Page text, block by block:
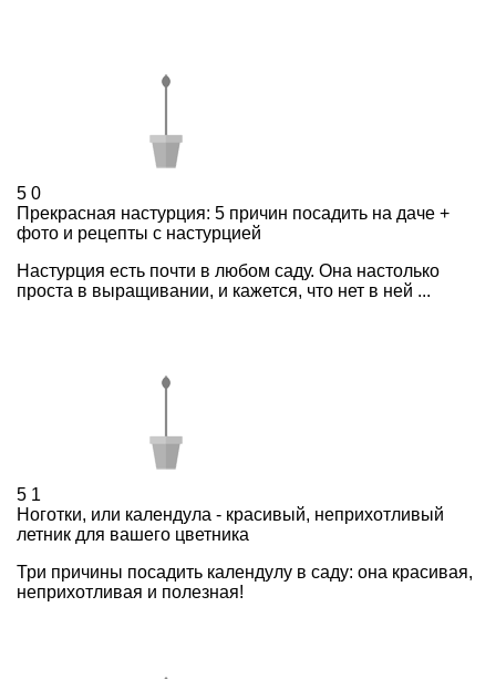
5 0
Прекрасная настурция: 5 причин посадить на даче +
фото и рецепты с настурцией
Настурция есть почти в любом саду. Она настолько
проста в выращивании, и кажется, что нет в ней ...
5 1
Ноготки, или календула - красивый, неприхотливый
летник для вашего цветника
Три причины посадить календулу в саду: она красивая,
неприхотливая и полезная!